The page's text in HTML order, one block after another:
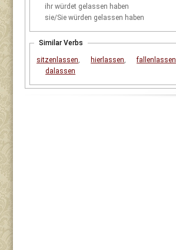
ihr
würdet gelassen haben
sie/Sie
würden gelassen haben
Similar Verbs
sitzenlassen, hierlassen, fallenlassen
dalassen